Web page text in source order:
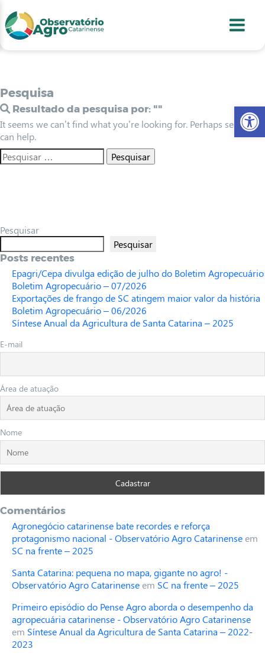
2
3
4
Pesquisa
Resultado da pesquisa por: ""
It seems we can’t find what you’re looking for. Perhaps searching
can help.
Pesquisar
Pesquisar
Posts recentes
Epagri/Cepa divulga edição de julho do Boletim Agropecuário
Boletim Agropecuário – 07/2026
Exportações de frango de SC atingem maior valor da história
Boletim Agropecuário – 06/2026
Síntese Anual da Agricultura de Santa Catarina – 2025
E-mail
Área de atuação
Nome
Comentários
Agronegócio catarinense bate recordes e reforça
protagonismo nacional - Observatório Agro Catarinenseem
SC na frente – 2025
Santa Catarina: pequena no mapa, gigante no agro! -
Observatório Agro Catarinenseem SC na frente – 2025
Primeiro episódio do Pense Agro aborda o desempenho da
agropecuária catarinense - Observatório Agro Catarinense
em Síntese Anual da Agricultura de Santa Catarina – 2022-
2023